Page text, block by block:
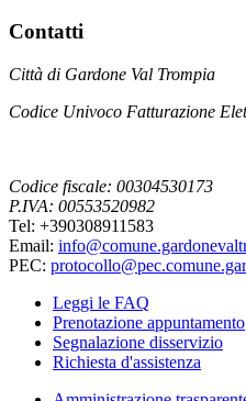
Contatti
Città di Gardone Val Trompia
Codice Univoco Fatturazione
Codice fiscale: 00304530173
P.IVA: 00553520982
Tel: +390308911583
Email:
PEC:
Leggi le FAQ
Prenotazione appuntamento
Segnalazione disservizio
Richiesta d'assistenza